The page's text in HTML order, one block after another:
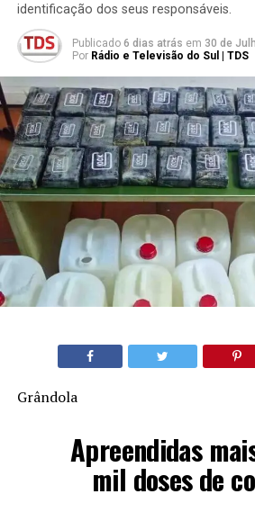
identificação dos seus responsáveis.
Publicado 6 dias atrás em 30 de
Por Rádio e Televisão do Sul | TDS
Grândola
Apreendidas
mil doses de